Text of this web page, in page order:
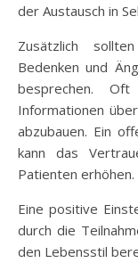
der Austausch in
Zusätzlich
Bedenken und
besprechen.
Informationen
abzubauen. Ein
kann das
Patienten erhöhen.
Eine positive
durch die
den Lebensstil